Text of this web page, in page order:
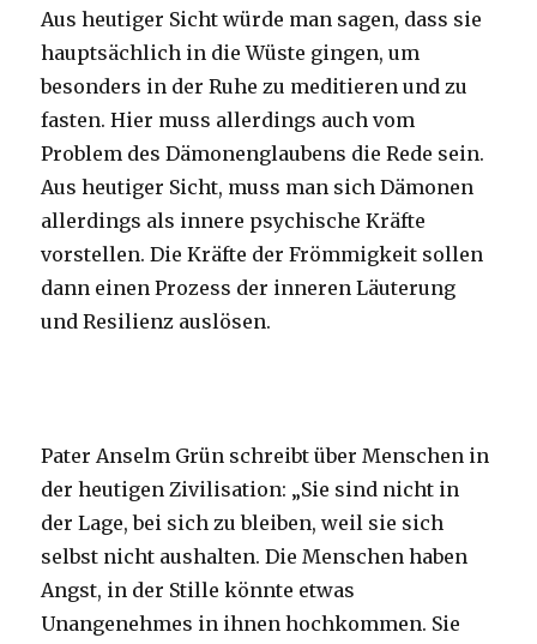
Aus heutiger Sicht würde man sagen, dass sie
hauptsächlich in die Wüste gingen, um
besonders in der Ruhe zu meditieren und zu
fasten. Hier muss allerdings auch vom
Problem des Dämonenglaubens die Rede sein.
Aus heutiger Sicht, muss man sich Dämonen
allerdings als innere psychische Kräfte
vorstellen. Die Kräfte der Frömmigkeit sollen
dann einen Prozess der inneren Läuterung
und Resilienz auslösen.
Pater Anselm Grün schreibt über Menschen in
der heutigen Zivilisation: „Sie sind nicht in
der Lage, bei sich zu bleiben, weil sie sich
selbst nicht aushalten. Die Menschen haben
Angst, in der Stille könnte etwas
Unangenehmes in ihnen hochkommen. Sie